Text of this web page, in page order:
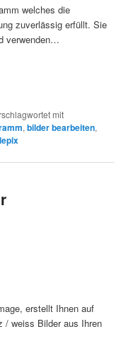
welches die
zuverlässig erfüllt. Sie
verwenden…
mit
,bilder bearbeiten,
erstellt Ihnen auf
/ weiss Bilder aus Ihren